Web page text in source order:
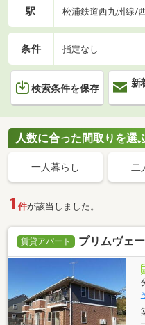
駅 松浦鉄道西九州線/
条件 指定なし
検索条件を保存
新
人数に合った間取りを選
一人暮らし 二
1 件が該当しました。
賃貸アパート プリムヴェ